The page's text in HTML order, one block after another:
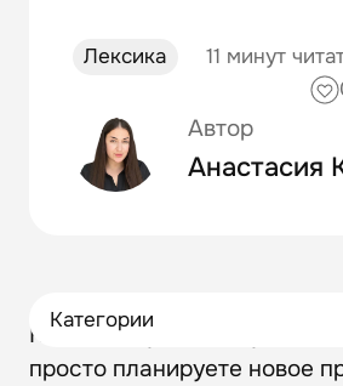
Лексика 11 минут
Автор
Анастасия
Категории
Когда вы путешествуете,
просто планируете новое